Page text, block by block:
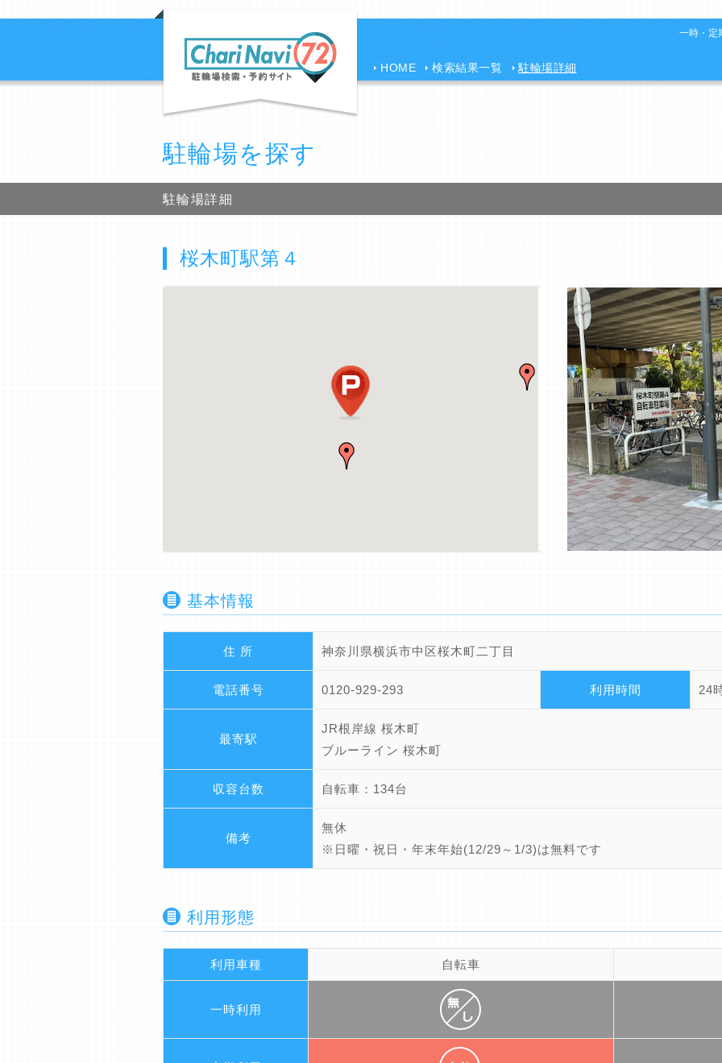
一時・定
HOME 検索結果一覧 駐輪場詳細
駐輪場を探す
駐輪場詳細
桜木町駅第４
基本情報
住 所 神奈川県横浜市中区桜木町二丁目
電話番号 0120-929-293 利用時間 24
最寄駅
JR根岸線 桜木町
ブルーライン 桜木町
収容台数 自転車：134台
備考
無休
※日曜・祝日・年末年始(12/29～1/3)は無料です
利用形態
利用車種 自転車
一時利用